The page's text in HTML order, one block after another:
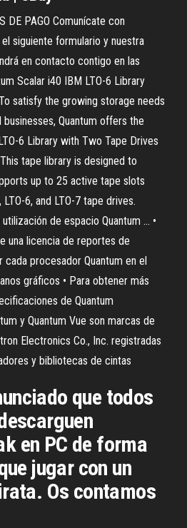
DE PAGO Comunícate con
siguiente formulario y nuestra
en contacto contigo en las
Scalar i40 IBM LTO-6 Library
satisfy the growing storage needs
Quantum offers the
6 Library with Two Tape Drives
tape library is designed to
up to 25 active tape slots
6, and LTO-7 tape drives.
de espacio Quantum ... •
una licencia de reportes de
procesador Quantum en el
gráficos • Para obtener más
de Quantum
y Quantum Vue son marcas de
Electronics Co., Inc. registradas
y bibliotecas de cintas
que todos
en PC de forma
jugar con un
Os contamos